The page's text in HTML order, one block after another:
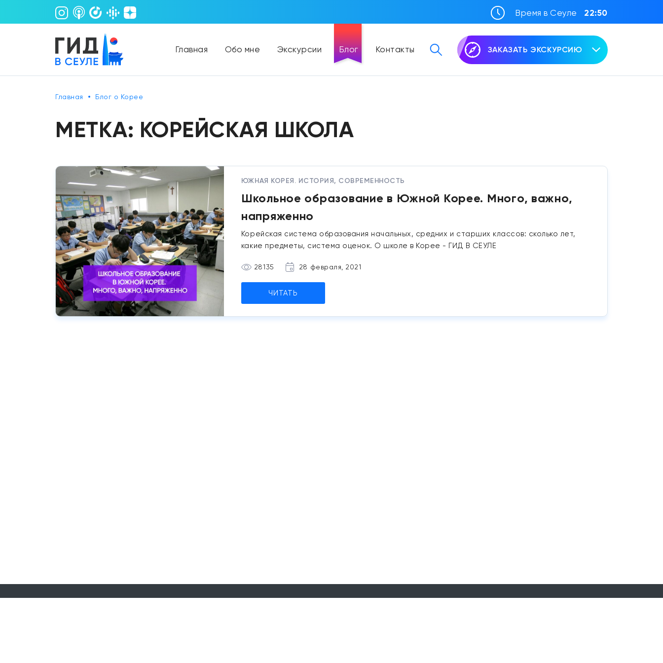
Время в Сеуле 22:50
Главная Обо мне Экскурсии Блог Контакты ЗАКАЗАТЬ ЭКСКУРСИЮ
Главная Блог о Корее
МЕТКА: КОРЕЙСКАЯ ШКОЛА
ЮЖНАЯ КОРЕЯ. ИСТОРИЯ, СОВРЕМЕННОСТЬ
Школьное образование в Южной Корее. Много, важно,
напряженно
Корейская система образования начальных, средних и старших классов: сколько лет,
какие предметы, система оценок. О школе в Корее - ГИД В СЕУЛЕ
28135 28 февраля, 2021
ЧИТАТЬ